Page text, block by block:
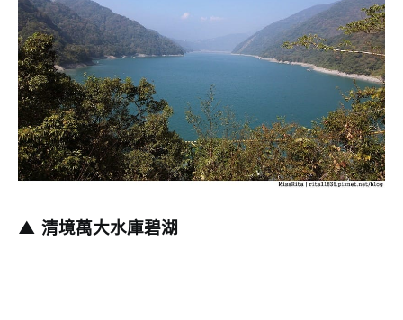
▲ 清境萬大水庫碧湖